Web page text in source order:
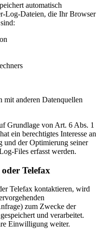
automatisch
Log-Dateien, die Ihr Browser
mit anderen Datenquellen
Grundlage von Art. 6 Abs. 1
ein berechtigtes Interesse an
und der Optimierung seiner
Files erfasst werden.
Telefax
Telefax kontaktieren, wird
zum Zwecke der
und verarbeitet.
Einwilligung weiter.